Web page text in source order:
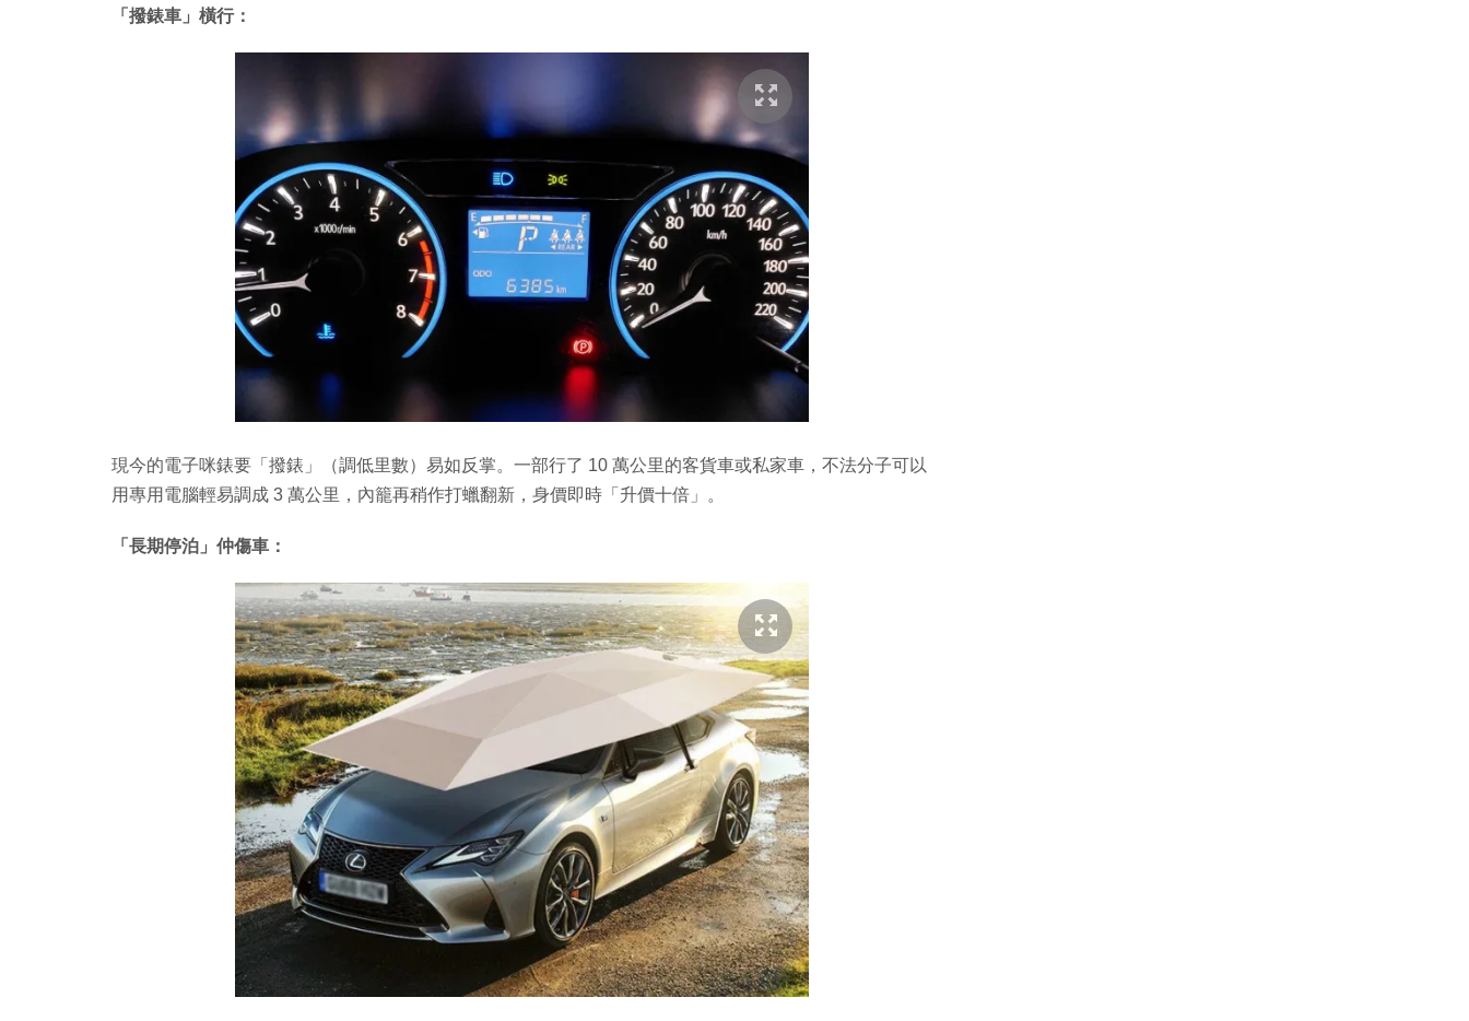
「撥錶車」橫行：
現今的電子咪錶要「撥錶」（調低里數）易如反掌。一部行了 10 萬公里的客貨車或私家車，不法分子可以
用專用電腦輕易調成 3 萬公里，內籠再稍作打蠟翻新，身價即時「升價十倍」。
「長期停泊」仲傷車：